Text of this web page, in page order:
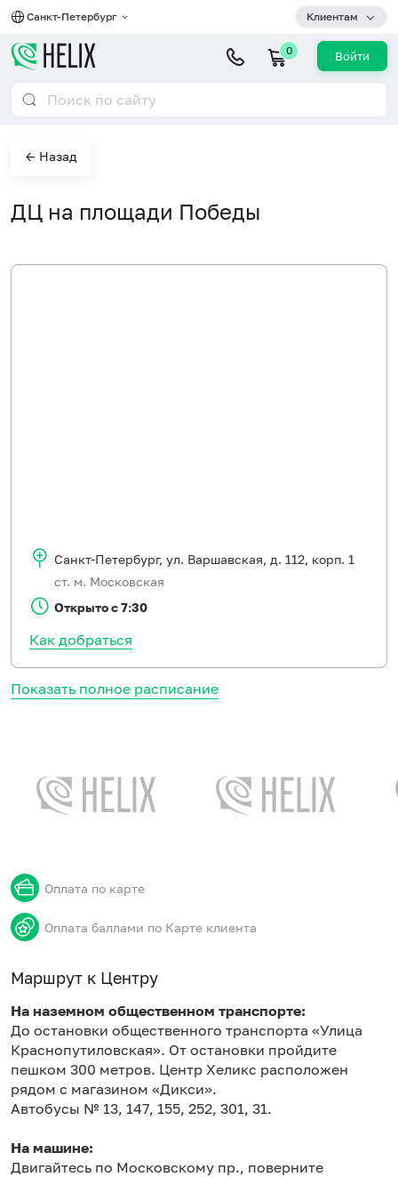
Санкт-Петербург Клиентам
0 Войти
← Назад
ДЦ на площади Победы
Показать полное расписание
Оплата по карте
Оплата баллами по Карте клиента
Маршрут к Центру
На наземном общественном транспорте:
До остановки общественного транспорта «Улица
Краснопутиловская». От остановки пройдите
пешком 300 метров. Центр Хеликс расположен
рядом с магазином «Дикси».
Автобусы № 13, 147, 155, 252, 301, 31.
На машине:
Двигайтесь по Московскому пр., поверните
Санкт-Петербург, ул. Варшавская, д. 112, корп. 1
ст. м. Московская
Открыто с 7:30
Как добраться